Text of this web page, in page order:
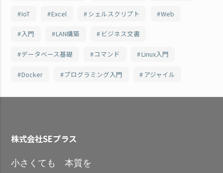
IoT Excel シェルスクリプト Web
入門 LAN構築 ビジネス文書
データベース基礎 コマンド Linux入門
Docker プログラミング入門 アジャイル
株式会社SEプラス
小さくても 本質を